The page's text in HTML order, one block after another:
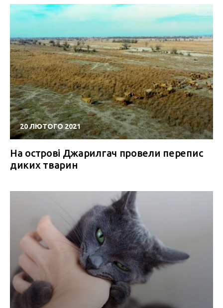
20 ЛЮТОГО 2021
На острові Джарилгач провели перепис
диких тварин